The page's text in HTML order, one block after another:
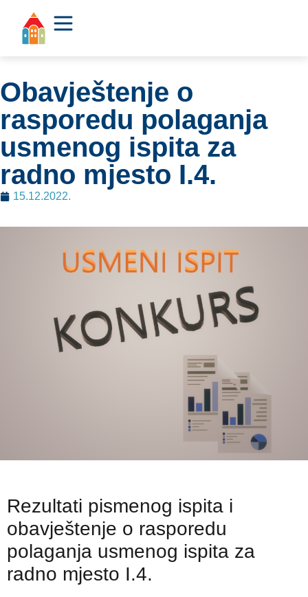
Obavještenje o
rasporedu polaganja
usmenog ispita za
radno mjesto I.4.
15.12.2022.
Rezultati pismenog ispita i
obavještenje o rasporedu
polaganja usmenog ispita za
radno mjesto I.4.